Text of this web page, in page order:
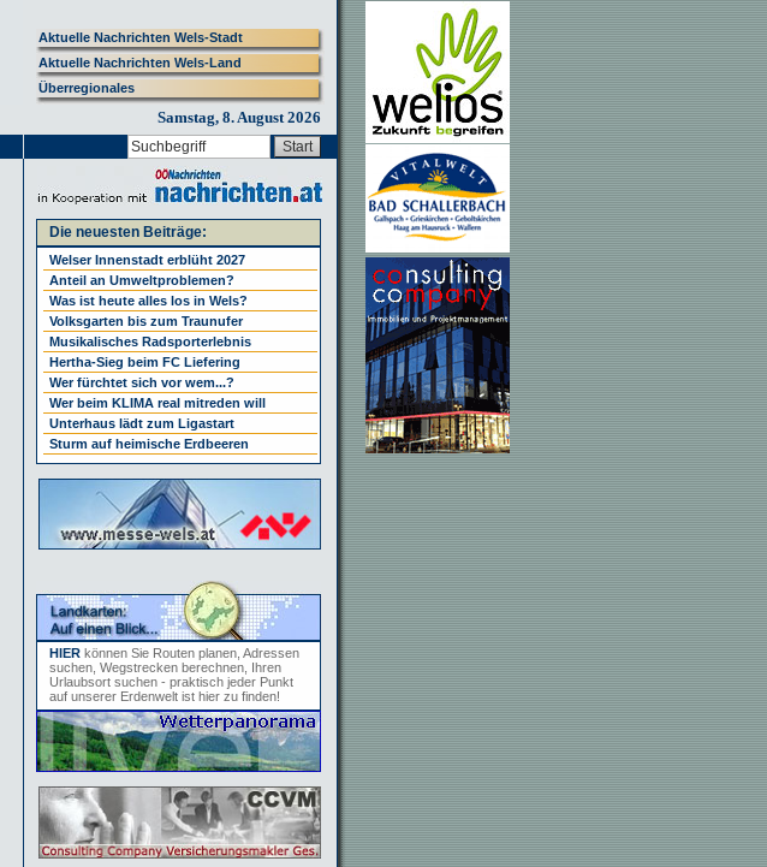
Aktuelle Nachrichten Wels-Stadt
Aktuelle Nachrichten Wels-Land
Überregionales
Samstag, 8. August 2026
Die neuesten Beiträge:
Welser Innenstadt erblüht 2027
Anteil an Umweltproblemen?
Was ist heute alles los in Wels?
Volksgarten bis zum Traunufer
Musikalisches Radsporterlebnis
Hertha-Sieg beim FC Liefering
Wer fürchtet sich vor wem...?
Wer beim KLIMA real mitreden will
Unterhaus lädt zum Ligastart
Sturm auf heimische Erdbeeren
HIER können Sie Routen planen, Adressen
suchen, Wegstrecken berechnen, Ihren
Urlaubsort suchen - praktisch jeder Punkt
auf unserer Erdenwelt ist hier zu finden!